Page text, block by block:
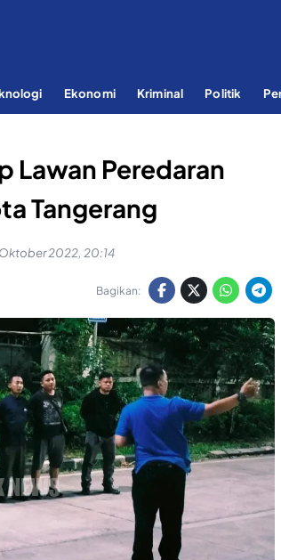
Ekonomi Kriminal Politik
Lawan Peredaran
Tangerang
2022, 20:14
Bagikan: